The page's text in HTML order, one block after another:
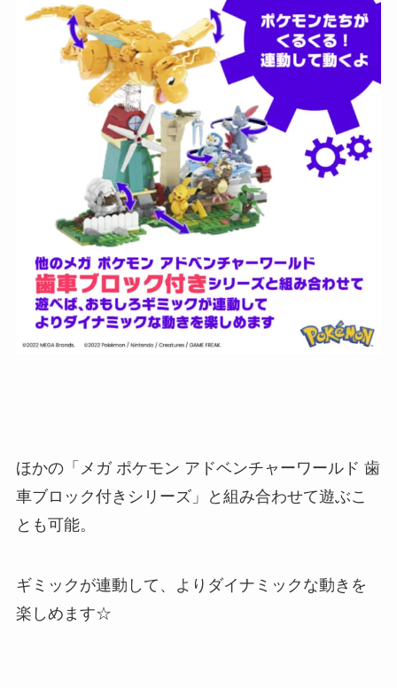
ほかの「メガ ポケモン アドベンチャーワールド 歯
車ブロック付きシリーズ」と組み合わせて遊ぶこ
とも可能。
ギミックが連動して、よりダイナミックな動きを
楽しめます☆